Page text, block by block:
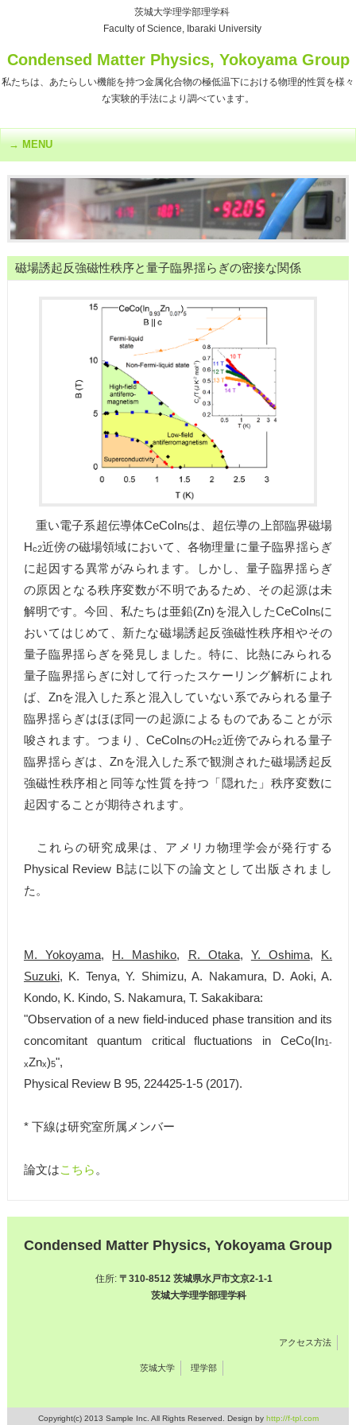
茨城大学理学部理学科
Faculty of Science, Ibaraki University
Condensed Matter Physics, Yokoyama Group
私たちは、あたらしい機能を持つ金属化合物の極低温下における物理的性質を様々
な実験的手法により調べています。
MENU
磁場誘起反強磁性秩序と量子臨界揺らぎの密接な関係
重い電子系超伝導体CeCoIn5は、超伝導の上部臨界磁場
Hc2近傍の磁場領域において、各物理量に量子臨界揺らぎ
に起因する異常がみられます。しかし、量子臨界揺らぎ
の原因となる秩序変数が不明であるため、その起源は未
解明です。今回、私たちは亜鉛(Zn)を混入したCeCoIn5に
おいてはじめて、新たな磁場誘起反強磁性秩序相やその
量子臨界揺らぎを発見しました。特に、比熱にみられる
量子臨界揺らぎに対して行ったスケーリング解析によれ
ば、Znを混入した系と混入していない系でみられる量子
臨界揺らぎはほぼ同一の起源によるものであることが示
唆されます。つまり、CeCoIn5のHc2近傍でみられる量子
臨界揺らぎは、Znを混入した系で観測された磁場誘起反
強磁性秩序相と同等な性質を持つ「隠れた」秩序変数に
起因することが期待されます。
これらの研究成果は、アメリカ物理学会が発行する
Physical Review B誌に以下の論文として出版されまし
た。
M. Yokoyama, H. Mashiko, R. Otaka, Y. Oshima, K.
Suzuki, K. Tenya, Y. Shimizu, A. Nakamura, D. Aoki, A.
Kondo, K. Kindo, S. Nakamura, T. Sakakibara:
"Observation of a new field-induced phase transition and its
concomitant quantum critical fluctuations in CeCo(In1-
xZnx)5",
Physical Review B 95, 224425-1-5 (2017).
* 下線は研究室所属メンバー
論文はこちら 。
Condensed Matter Physics, Yokoyama Group
住所: 〒310-8512 茨城県水戸市文京2-1-1
茨城大学理学部理学科
アクセス方法
茨城大学 理学部
Copyright(c) 2013 Sample Inc. All Rights Reserved. Design by http://f-tpl.com